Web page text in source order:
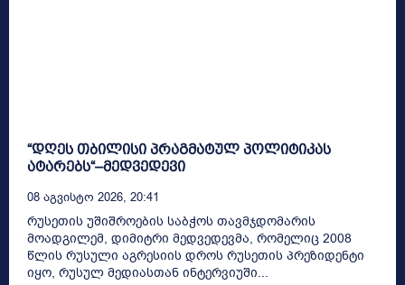
“დღეს თბილისი პრაგმატულ პოლიტიკას
ატარებს“–მედვედევი
08 Აგვისტო 2026, 20:41
რუსეთის უშიშროების საბჭოს თავმჯდომარის
მოადგილემ, დიმიტრი მედვედევმა, რომელიც 2008
წლის რუსული აგრესიის დროს რუსეთის პრეზიდენტი
იყო, რუსულ მედიასთან ინტერვიუში...